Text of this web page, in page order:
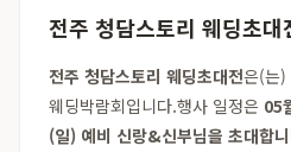
전주 청담스토리 웨딩초대
전주 청담스토리 웨딩초대전은(는)
웨딩박람회입니다.행사 일정은 05
(일) 예비 신랑&신부님을 초대합